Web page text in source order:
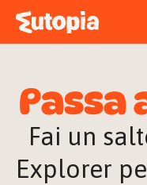
Passa
Fai un
Explorer